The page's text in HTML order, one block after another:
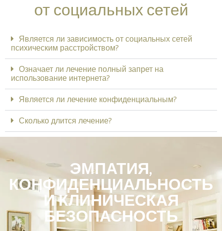
от социальных сетей
Является ли зависимость от социальных сетей
психическим расстройством?
Означает ли лечение полный запрет на
использование интернета?
Является ли лечение конфиденциальным?
Сколько длится лечение?
ЭМПАТИЯ,
КОНФИДЕНЦИАЛЬНОСТЬ
И КЛИНИЧЕСКАЯ
БЕЗОПАСНОСТЬ